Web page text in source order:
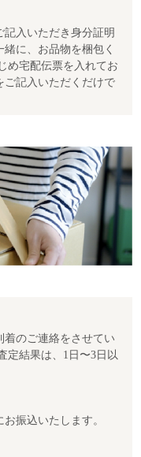
入いただき身分証明
に、お品物を梱包く
め宅配伝票を入れてお
ご記入いただくだけで
着のご連絡をさせてい
定結果は、1日〜3日以
振込いたします。